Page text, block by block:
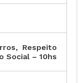
Respeito
Social – 10hs